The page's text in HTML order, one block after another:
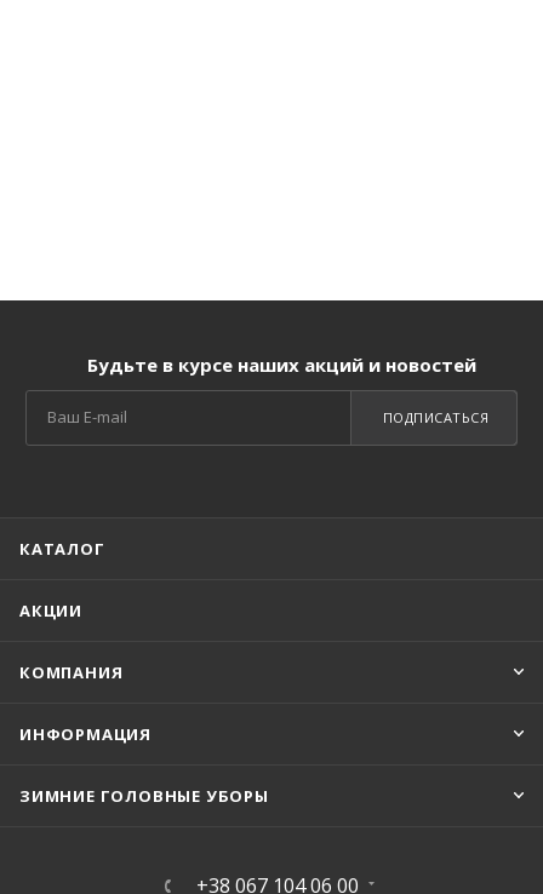
Будьте в курсе наших акций и новостей
ПОДПИСАТЬСЯ
КАТАЛОГ
АКЦИИ
КОМПАНИЯ
ИНФОРМАЦИЯ
ЗИМНИЕ ГОЛОВНЫЕ УБОРЫ
+38 067 104 06 00